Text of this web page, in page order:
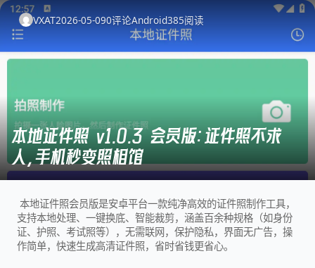
VXAT2026-05-090评论Android385阅读
本地证件照 v1.0.3 会员版：证件照不求
人，手机秒变照相馆
本地证件照会员版是安卓平台一款纯净高效的证件照制作工具，
支持本地处理、一键换底、智能裁剪，涵盖百余种规格（如身份
证、护照、考试照等），无需联网，保护隐私，界面无广告，操
作简单，快速生成高清证件照，省时省钱更省心。